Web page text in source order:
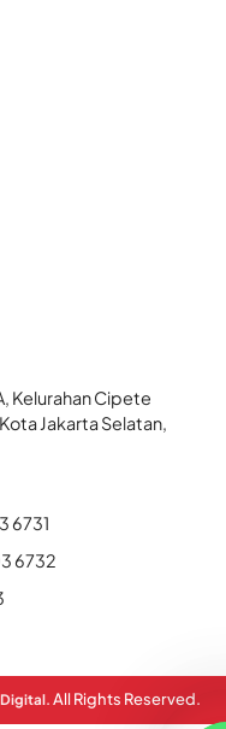
Kelurahan Cipete
Jakarta Selatan,
6731
6732
. All Rights Reserved.